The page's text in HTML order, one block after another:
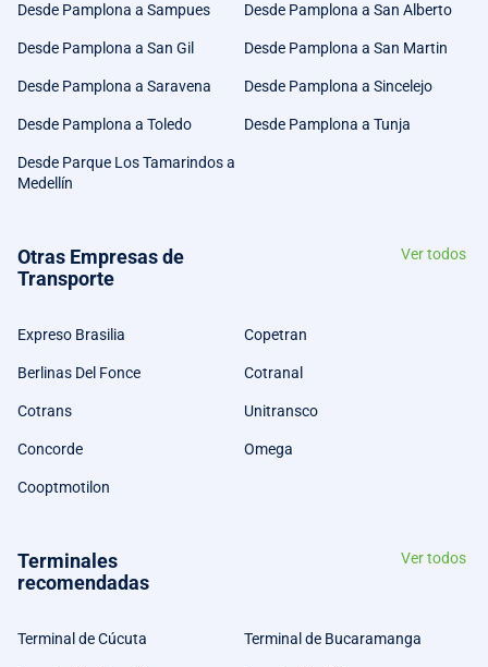
Desde Pamplona a Sampues Desde Pamplona a San Alberto
Desde Pamplona a San Gil Desde Pamplona a San Martin
Desde Pamplona a Saravena Desde Pamplona a Sincelejo
Desde Pamplona a Toledo Desde Pamplona a Tunja
Desde Parque Los Tamarindos a
Medellín
Otras Empresas de
Transporte
Ver todos
Expreso Brasilia Copetran
Berlinas Del Fonce Cotranal
Cotrans Unitransco
Concorde Omega
Cooptmotilon
Terminales
recomendadas
Ver todos
Terminal de Cúcuta Terminal de Bucaramanga